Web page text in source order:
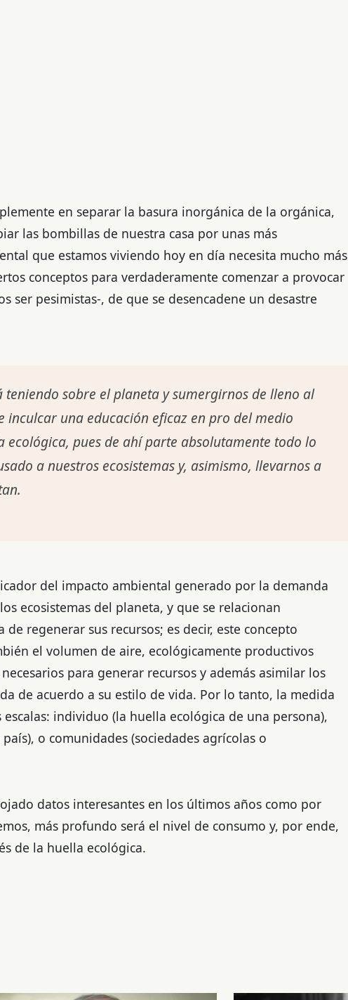
en separar la basura inorgánica de la orgánica,
las bombillas de nuestra casa por unas más
que estamos viviendo hoy en día necesita mucho más
conceptos para verdaderamente comenzar a provocar
ser pesimistas-, de que se desencadene un desastre
sobre el planeta y sumergirnos de lleno al
una educación eficaz en pro del medio
ecológica, pues de ahí parte absolutamente todo lo
a nuestros ecosistemas y, asimismo, llevarnos a
del impacto ambiental generado por la demanda
ecosistemas del planeta, y que se relacionan
regenerar sus recursos; es decir, este concepto
el volumen de aire, ecológicamente productivos
para generar recursos y además asimilar los
de acuerdo a su estilo de vida. Por lo tanto, la medida
individuo (la huella ecológica de una persona),
o comunidades (sociedades agrícolas o
datos interesantes en los últimos años como por
más profundo será el nivel de consumo y, por ende,
de la huella ecológica.